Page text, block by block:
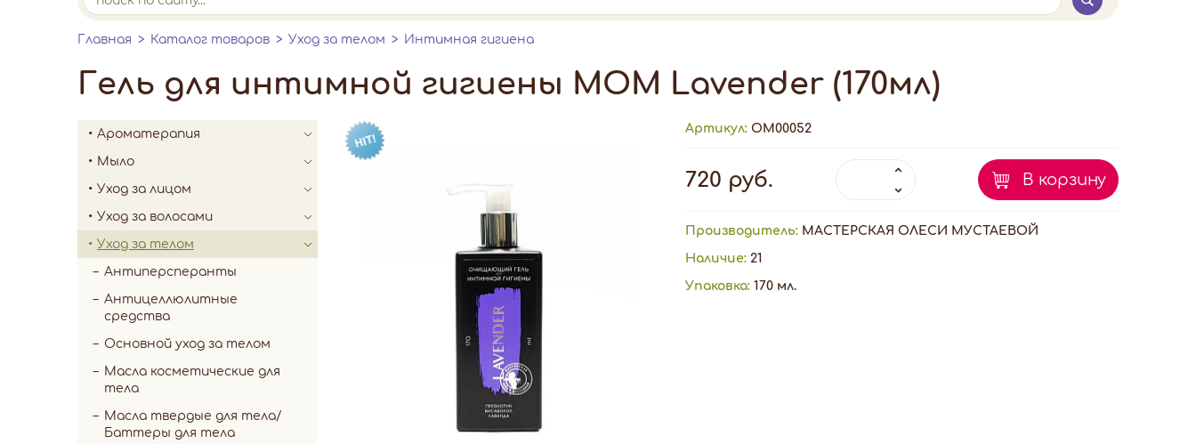
Главная Каталог товаров Уход за телом Интимная гигиена
Гель для интимной гигиены МОМ Lavender (170мл)
Ароматерапия
Мыло
Уход за лицом
Уход за волосами
Уход за телом
Антиперсперанты
Антицеллюлитные
средства
Основной уход за телом
Масла косметические для
тела
Масла твердые для тела/
Баттеры для тела
Артикул:ОМ00052
720 руб. В корзину
Производитель: МАСТЕРСКАЯ ОЛЕСИ МУСТАЕВОЙ
Наличие:21
Упаковка:170 мл.